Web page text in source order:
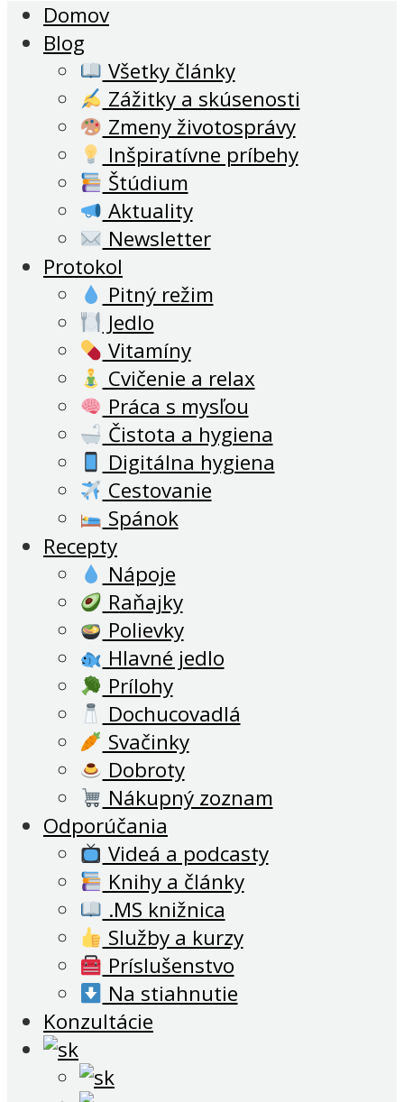
Domov
Blog
Všetky články
Zážitky a skúsenosti
Zmeny životosprávy
Inšpiratívne príbehy
Štúdium
Aktuality
Newsletter
Protokol
Pitný režim
Jedlo
Vitamíny
Cvičenie a relax
Práca s mysľou
Čistota a hygiena
Digitálna hygiena
Cestovanie
Spánok
Recepty
Nápoje
Raňajky
Polievky
Hlavné jedlo
Prílohy
Dochucovadlá
Svačinky
Dobroty
Nákupný zoznam
Odporúčania
Videá a podcasty
Knihy a články
.MS knižnica
Služby a kurzy
Príslušenstvo
Na stiahnutie
Konzultácie